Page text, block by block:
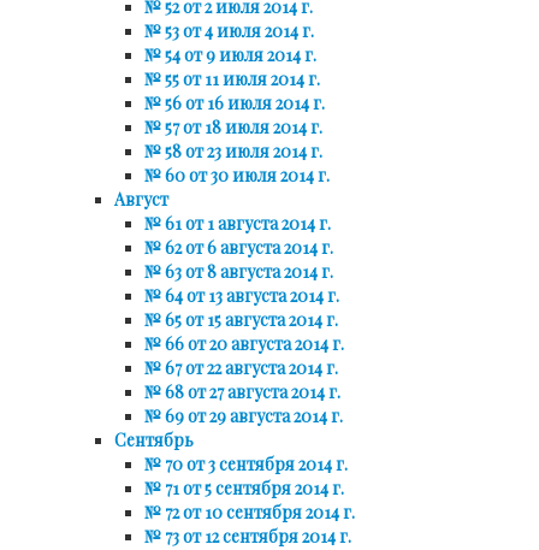
№ 52 от 2 июля 2014 г.
№ 53 от 4 июля 2014 г.
№ 54 от 9 июля 2014 г.
№ 55 от 11 июля 2014 г.
№ 56 от 16 июля 2014 г.
№ 57 от 18 июля 2014 г.
№ 58 от 23 июля 2014 г.
№ 60 от 30 июля 2014 г.
Август
№ 61 от 1 августа 2014 г.
№ 62 от 6 августа 2014 г.
№ 63 от 8 августа 2014 г.
№ 64 от 13 августа 2014 г.
№ 65 от 15 августа 2014 г.
№ 66 от 20 августа 2014 г.
№ 67 от 22 августа 2014 г.
№ 68 от 27 августа 2014 г.
№ 69 от 29 августа 2014 г.
Сентябрь
№ 70 от 3 сентября 2014 г.
№ 71 от 5 сентября 2014 г.
№ 72 от 10 сентября 2014 г.
№ 73 от 12 сентября 2014 г.